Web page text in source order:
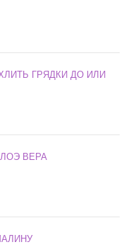
ГРЯДКИ ДО ИЛИ
ВЕРА